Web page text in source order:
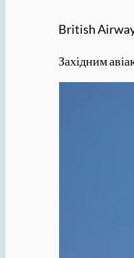
British Airways
Західним